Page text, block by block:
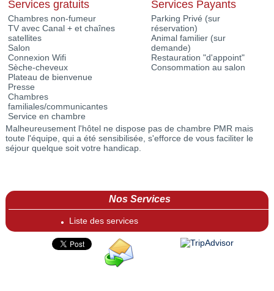
Services gratuits
Chambres non-fumeur
TV avec Canal + et chaînes
satellites
Salon
Connexion Wifi
Sèche-cheveux
Plateau de bienvenue
Presse
Chambres
familiales/communicantes
Service en chambre
Services Payants
Parking Privé (sur
réservation)
Animal familier (sur
demande)
Restauration "d'appoint"
Consommation au salon
Malheureusement l'hôtel ne dispose pas de chambre PMR mais
toute l'équipe, qui a été sensibilisée, s'efforce de vous faciliter le
séjour quelque soit votre handicap.
Nos Services
Liste des services